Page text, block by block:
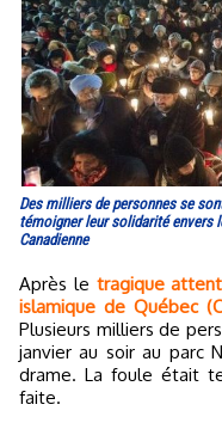
Des milliers de personnes se
témoigner leur solidarité envers
Canadienne
Après le tragique
islamique de Québec
Plusieurs milliers de
janvier au soir au parc
drame. La foule était
faite.